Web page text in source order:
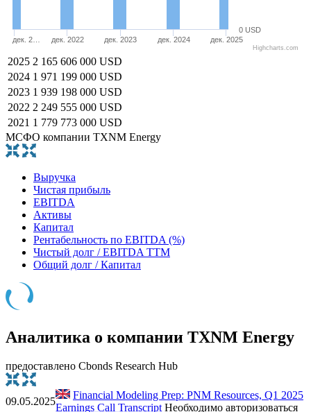
дек. 2… дек. 2022 дек. 2023 дек. 2024 дек. 2025
0 USD
Highcharts.com
2025 2 165 606 000 USD
2024 1 971 199 000 USD
2023 1 939 198 000 USD
2022 2 249 555 000 USD
2021 1 779 773 000 USD
МСФО компании TXNM Energy
Выручка
Чистая прибыль
EBITDA
Активы
Капитал
Рентабельность по EBITDA (%)
Чистый долг / EBITDA TTM
Общий долг / Капитал
Аналитика о компании TXNM Energy
предоставлено Cbonds Research Hub
09.05.2025
Financial Modeling Prep: PNM Resources, Q1 2025
Earnings Call Transcript Необходимо авторизоваться